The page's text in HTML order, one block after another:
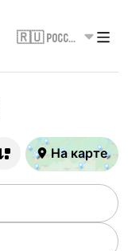
🇷🇺 Россия
На карте